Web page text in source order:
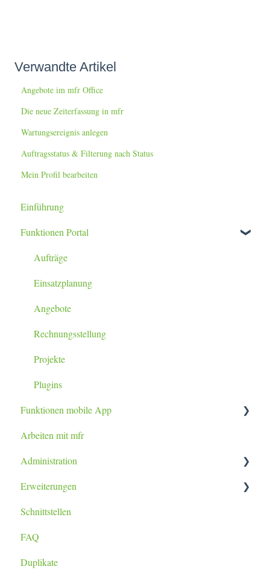
Verwandte Artikel
Angebote im mfr Office
Die neue Zeiterfassung in mfr
Wartungsereignis anlegen
Auftragsstatus & Filterung nach Status
Mein Profil bearbeiten
Einführung
Funktionen Portal
Aufträge
Einsatzplanung
Angebote
Rechnungsstellung
Projekte
Plugins
Funktionen mobile App
Tablet / Smartphone App
Arbeiten mit mfr
Administration
Datenimport
Berichtsanpassung
Erweiterungen
lexoffice Plugin
Schnittstellen
FAQ
Duplikate